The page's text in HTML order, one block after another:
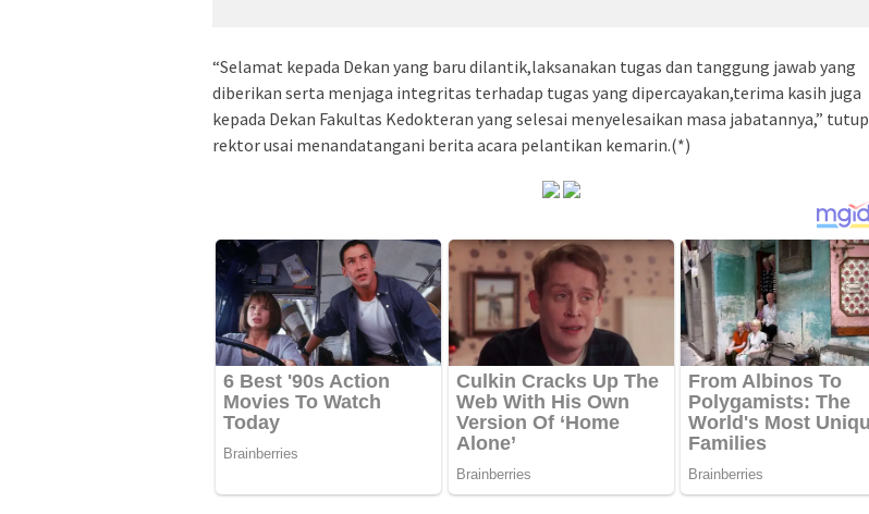
“Selamat kepada Dekan yang baru dilantik,laksanakan tugas dan tanggung jawab yang
diberikan serta menjaga integritas terhadap tugas yang dipercayakan,terima kasih juga
kepada Dekan Fakultas Kedokteran yang selesai menyelesaikan masa jabatannya,” tutup
rektor usai menandatangani berita acara pelantikan kemarin.(*)